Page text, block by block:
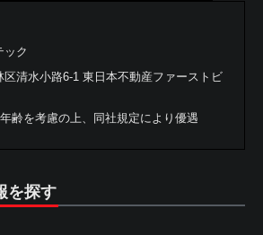
ック
区清水小路6-1 東日本不動産ファーストビ
齢を考慮の上、同社規定により優遇
を探す